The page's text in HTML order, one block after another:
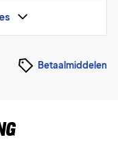
Betaalmiddelen